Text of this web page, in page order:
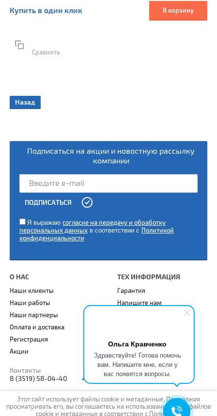
Ольга Кравченко
Здравствуйте! Готова помочь
вам. Напишите мне, если у
вас появятся вопросы.
Купить в один клик В корзину
Сравнить
Назад
Подписаться на акции и новостную рассылку
компании
Я выражаю согласие на передачу и обработку
персональных данных в соответствии с Политикой
конфиденциальности
ПОДПИСАТЬСЯ
О НАС
Наши клиенты
Наши работы
Наши партнеры
Оплата и доставка
Регистрация
Акции
ТЕХ ИНФОРМАЦИЯ
Гарантия
Напишите нам
Контакты
8 (3519) 58-04-40
+7 (904) 948-88-65
Этот сайт использует файлы cookie и метаданные. Продолжая
просматривать его, вы соглашаетесь на использование нами файлов
cookie и метаданных в соответствии с Политикой